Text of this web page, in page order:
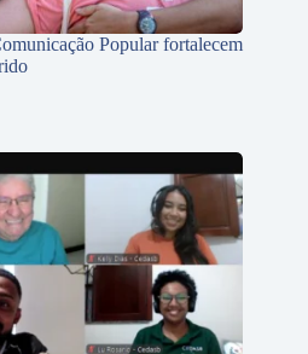
Popular fortalecem